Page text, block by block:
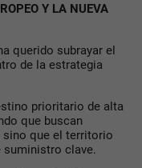
Y LA NUEVA
querido subrayar el
de la estrategia
prioritario de alta
que buscan
sino que el territorio
clave.